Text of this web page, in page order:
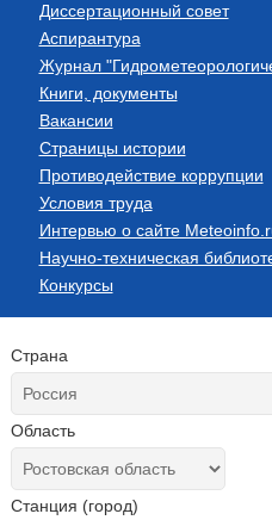
Диссертационный совет
Аспирантура
Журнал
Книги, документы
Вакансии
Страницы истории
Противодействие коррупции
Условия труда
Интервью о сайте
Научно-техническая
Конкурсы
Страна
Область
Станция (город)